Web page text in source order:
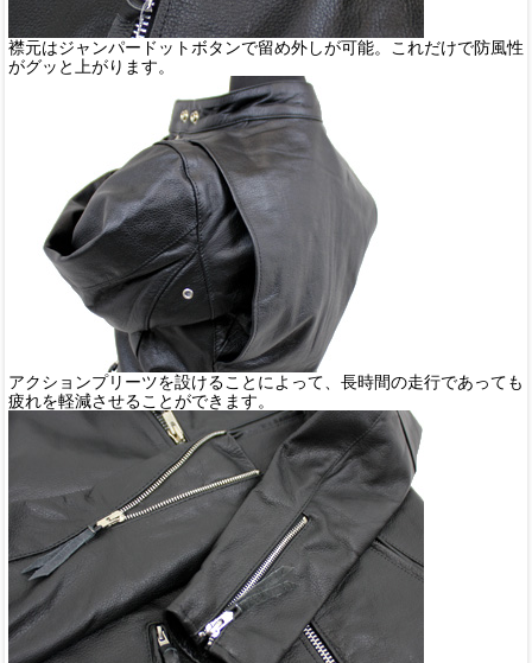
襟元はジャンパードットボタンで留め外しが可能。これだけで防風性
がグッと上がります。
アクションプリーツを設けることによって、長時間の走行であっても
疲れを軽減させることができます。